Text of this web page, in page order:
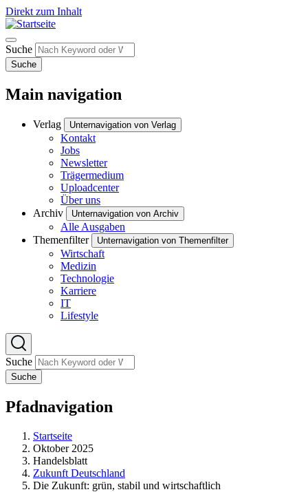
Direkt zum Inhalt
Suche
Suche
Main navigation
Verlag Unternavigation von Verlag
Kontakt
Jobs
Newsletter
Trägermedium
Uploadcenter
Über uns
Archiv
Unternavigation von Archiv
Alle Ausgaben
Themenfilter
Unternavigation von Themenfilter
Wirtschaft
Medizin
Technologie
Karriere
IT
Lifestyle
Suche
Suche
Pfadnavigation
Startseite
Oktober 2025
Handelsblatt
Zukunft Deutschland
Die Zukunft: grün, stabil und wirtschaftlich